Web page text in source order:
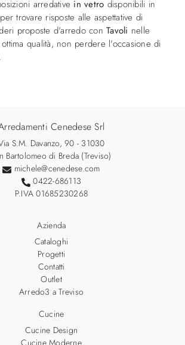
arredative in vetro disponibili in
trovare risposte alle aspettative di
proposte d'arredo con Tavoli nelle
qualità, non perdere l'occasione di
Cenedese Srl
S.M. Davanzo, 90 - 31030
Bartolomeo di Breda (Treviso)
michele@cenedese.com
0422-686113
P.IVA 01685230268
Azienda
Cataloghi
Progetti
Contatti
Outlet
Arredo3 a Treviso
Cucine
Cucine Design